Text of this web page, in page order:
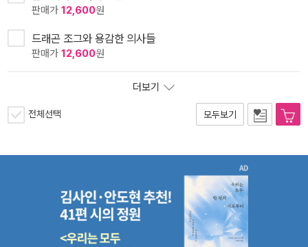
판매가 12,600원
드래곤 조그와 용감한 의사들
판매가 12,600원
더보기
전체선택 모두보기